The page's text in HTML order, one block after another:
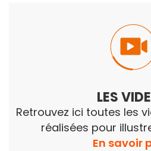
LES
Retrouvez ici toutes les
réalisées pour
En savoir